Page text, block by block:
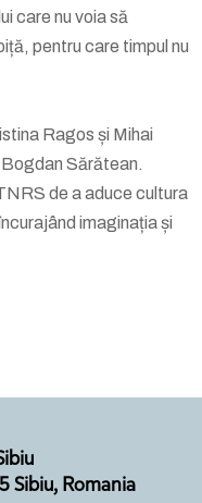
care nu voia să
pentru care timpul nu
Ragos și Mihai
Sărătean.
de a aduce cultura
imaginația și
Sibiu, Romania